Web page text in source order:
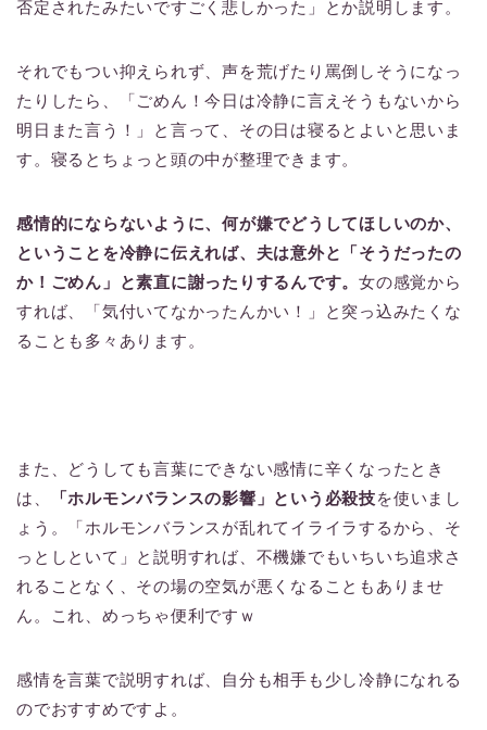
否定されたみたいですごく悲しかった」とか説明します。
それでもつい抑えられず、声を荒げたり罵倒しそうになっ
たりしたら、「ごめん！今日は冷静に言えそうもないから
明日また言う！」と言って、その日は寝るとよいと思いま
す。寝るとちょっと頭の中が整理できます。
感情的にならないように、何が嫌でどうしてほしいのか、
ということを冷静に伝えれば、夫は意外と「そうだったの
か！ごめん」と素直に謝ったりするんです。女の感覚から
すれば、「気付いてなかったんかい！」と突っ込みたくな
ることも多々あります。
また、どうしても言葉にできない感情に辛くなったとき
は、
「ホルモンバランスの影響」という必殺技を使いまし
ょう。「ホルモンバランスが乱れてイライラするから、そ
っとしといて」と説明すれば、不機嫌でもいちいち追求さ
れることなく、その場の空気が悪くなることもありませ
ん。これ、めっちゃ便利ですｗ
感情を言葉で説明すれば、自分も相手も少し冷静になれる
のでおすすめですよ。